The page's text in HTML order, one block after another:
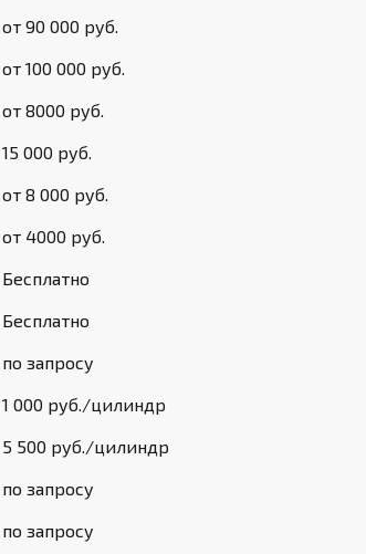
от 90 000 руб.
от 100 000 руб.
от 8000 руб.
15 000 руб.
от 8 000 руб.
от 4000 руб.
Бесплатно
Бесплатно
по запросу
1 000 руб./цилиндр
5 500 руб./цилиндр
по запросу
по запросу